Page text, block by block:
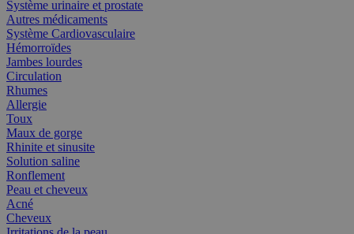
Système urinaire et prostate
Autres médicaments
Système Cardiovasculaire
Hémorroïdes
Jambes lourdes
Circulation
Rhumes
Allergie
Toux
Maux de gorge
Rhinite et sinusite
Solution saline
Ronflement
Peau et cheveux
Acné
Cheveux